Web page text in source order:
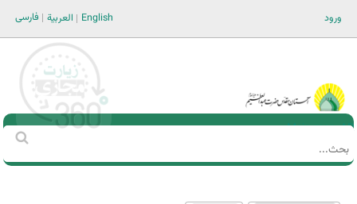
ورود فارسی العربية English
Main men-AR
استمارة
‏